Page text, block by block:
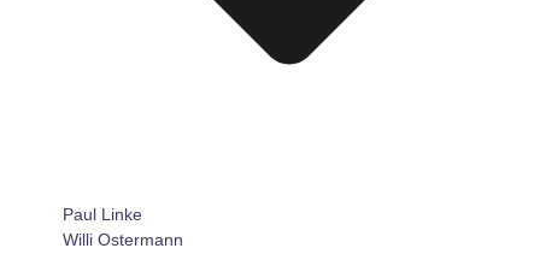
Paul Linke
Willi Ostermann